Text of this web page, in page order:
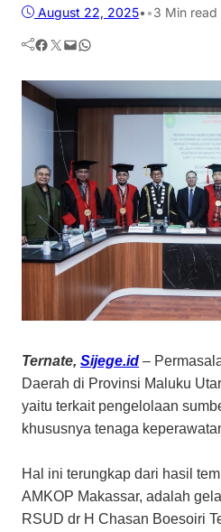
August 22, 2025• •3 Min read
Facebook Twitter Mail WhatsApp
Ternate, Sijege.id –
Daerah di Provinsi Maluku
yaitu terkait pengelolaan
khususnya tenaga
Hal ini terungkap dari hasil
AMKOP Makassar, adalah
RSUD dr H Chasan Boesoiri